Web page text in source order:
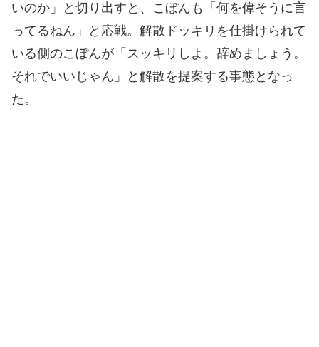
いのか」と切り出すと、こぼんも「何を偉そうに言
ってるねん」と応戦。解散ドッキリを仕掛けられて
いる側のこぼんが「スッキリしよ。辞めましょう。
それでいいじゃん」と解散を提案する事態となっ
た。